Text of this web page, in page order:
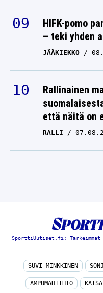
HIFK-pomo
– teki yhden
JÄÄKIEKKO
Rallinainen
että näitä on
RALLI
SporttiUutiset.fi:
AMPUMAHIIHTO
RAIMO